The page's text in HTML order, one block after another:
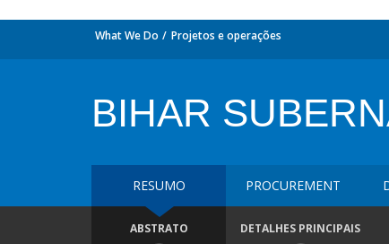
What We Do Projetos e operações
BIHAR
RESUMO PROCUREMENT
ABSTRATO DETALHES PRINCIPAIS